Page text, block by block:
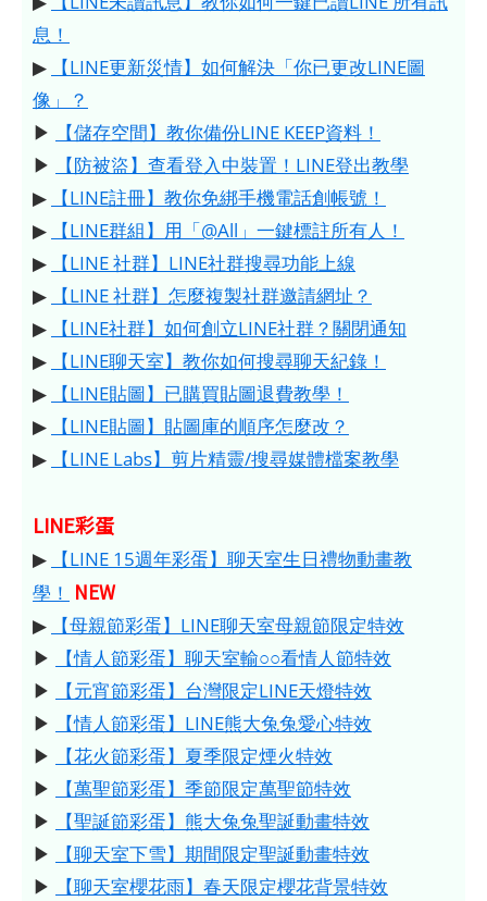
息！
▶
【LINE更新災情】如何解決「你已更改LINE圖
像」？
▶
【儲存空間】教你備份LINE KEEP資料！
▶
【防被盜】查看登入中裝置！LINE登出教學
▶
【LINE註冊】教你免綁手機電話創帳號！
▶
【LINE群組】用「@All」一鍵標註所有人！
▶
【LINE 社群】LINE社群搜尋功能上線
▶
【LINE 社群】怎麼複製社群邀請網址？
▶
【LINE社群】如何創立LINE社群？關閉通知
▶
【LINE聊天室】教你如何搜尋聊天紀錄！
▶
【LINE貼圖】已購買貼圖退費教學！
▶
【LINE貼圖】貼圖庫的順序怎麼改？
▶
【LINE Labs】剪片精靈/搜尋媒體檔案教學
LINE彩蛋
▶
【LINE 15週年彩蛋】聊天室生日禮物動畫教
學！ NEW
▶
【母親節彩蛋】LINE聊天室母親節限定特效
▶
【情人節彩蛋】聊天室輸○○看情人節特效
▶
【元宵節彩蛋】台灣限定LINE天燈特效
▶
【情人節彩蛋】LINE熊大兔兔愛心特效
▶
【花火節彩蛋】夏季限定煙火特效
▶
【萬聖節彩蛋】季節限定萬聖節特效
▶
【聖誕節彩蛋】熊大兔兔聖誕動畫特效
▶
【聊天室下雪】期間限定聖誕動畫特效
▶
【聊天室櫻花雨】春天限定櫻花背景特效